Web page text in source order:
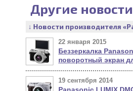
Другие
↓ Новости производителя
22 января 2015
Беззеркалка
поворотный экран
19 сентября 2014
Panasonic LUMIX